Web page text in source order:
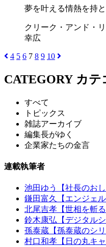
夢を叶える情熱を持と
クリーク・アンド・
幸広
4 5 6 7 8 9 10
CATEGORY カテ
すべて
トピックス
雑誌アーカイブ
編集長がゆく
企業家たちの金言
連載執筆者
池田ゆう【社長のおし
鎌田富久【エンジェル
北尾吉孝【世相を斬る
鈴木康弘【デジタル
孫泰蔵【孫泰蔵のシ
村口和孝【日の丸キ